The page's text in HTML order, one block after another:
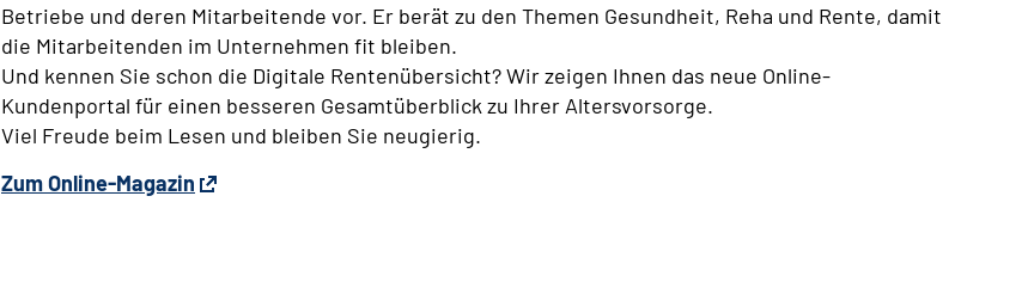
Betriebe und deren Mitarbeitende vor. Er berät zu den Themen Gesundheit, Reha und Rente, damit
die Mitarbeitenden im Unternehmen fit bleiben.
Und kennen Sie schon die Digitale Rentenübersicht? Wir zeigen Ihnen das neue Online-
Kundenportal für einen besseren Gesamtüberblick zu Ihrer Altersvorsorge.
Viel Freude beim Lesen und bleiben Sie neugierig.
Zum Online-Magazin